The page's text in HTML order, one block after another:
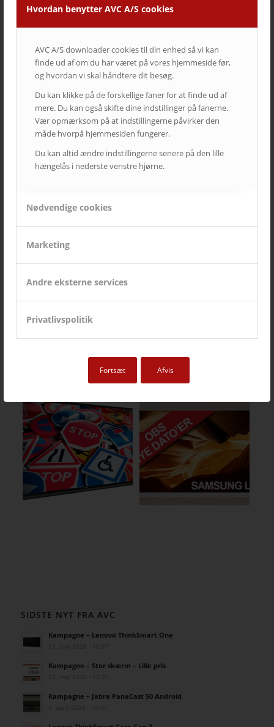
Hvordan benytter AVC A/S cookies
AVC A/S downloader cookies til din enhed så vi kan
finde ud af om du har været på vores hjemmeside før,
og hvordan vi skal håndtere dit besøg.
Du kan klikke på de forskellige faner for at finde ud af
mere. Du kan også skifte dine indstillinger på fanerne.
Vær opmærksom på at indstillingerne påvirker den
måde hvorpå hjemmesiden fungerer.
Du kan altid ændre indstillingerne senere på den lille
hængelås i nederste venstre hjørne.
Nødvendige cookies
Marketing
Andre eksterne services
Privatlivspolitik
Fortsæt Afvis
Du ville måske også kunne lide
SIDSTE NYT FRA AVC
Kampagne – Lenovo ThinkSmart One
Kampagne – Stor skærm – Lille pris
Kampagne – Jabra PanaCast 50 Android